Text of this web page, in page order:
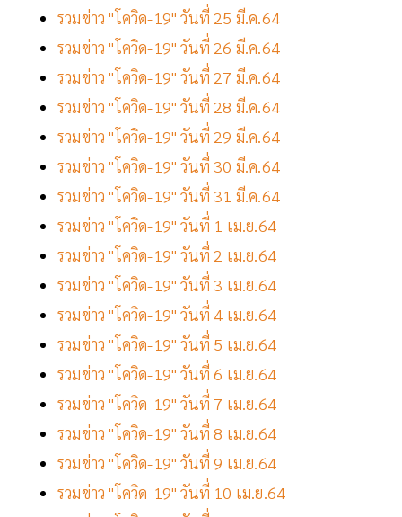
รวมข่าว "โควิด-19" วันที่ 25 มี.ค.64
รวมข่าว "โควิด-19" วันที่ 26 มี.ค.64
รวมข่าว "โควิด-19" วันที่ 27 มี.ค.64
รวมข่าว "โควิด-19" วันที่ 28 มี.ค.64
รวมข่าว "โควิด-19" วันที่ 29 มี.ค.64
รวมข่าว "โควิด-19" วันที่ 30 มี.ค.64
รวมข่าว "โควิด-19" วันที่ 31 มี.ค.64
รวมข่าว "โควิด-19" วันที่ 1 เม.ย.64
รวมข่าว "โควิด-19" วันที่ 2 เม.ย.64
รวมข่าว "โควิด-19" วันที่ 3 เม.ย.64
รวมข่าว "โควิด-19" วันที่ 4 เม.ย.64
รวมข่าว "โควิด-19" วันที่ 5 เม.ย.64
รวมข่าว "โควิด-19" วันที่ 6 เม.ย.64
รวมข่าว "โควิด-19" วันที่ 7 เม.ย.64
รวมข่าว "โควิด-19" วันที่ 8 เม.ย.64
รวมข่าว "โควิด-19" วันที่ 9 เม.ย.64
รวมข่าว "โควิด-19" วันที่ 10 เม.ย.64